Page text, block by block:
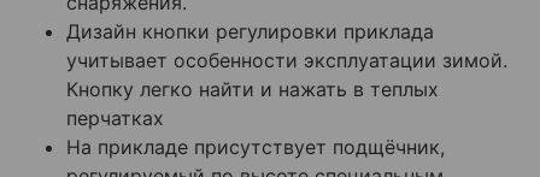
Дизайн кнопки регулировки приклада
учитывает особенности эксплуатации зимой.
Кнопку легко найти и нажать в теплых
перчатках
На прикладе присутствует подщёчник,